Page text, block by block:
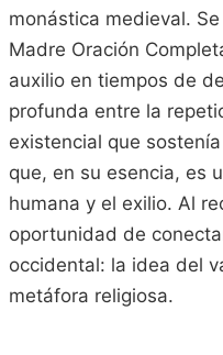
monástica medieval.
Madre Oración
auxilio en tiempos de
profunda entre la
existencial que
que, en su esencia, es
humana y el exilio. Al
oportunidad de
occidental: la idea del
metáfora religiosa.